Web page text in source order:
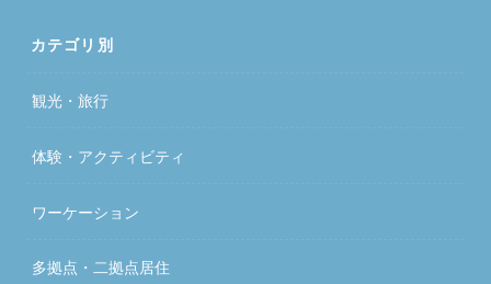
カテゴリ別
観光・旅行
体験・アクティビティ
ワーケーション
多拠点・二拠点居住